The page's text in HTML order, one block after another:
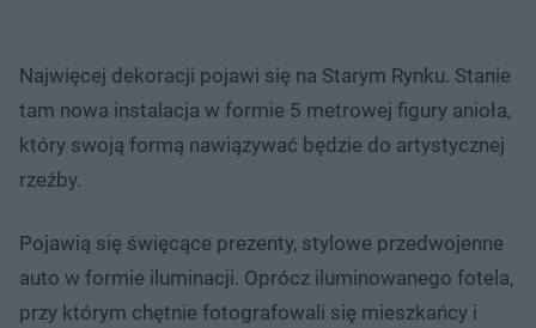
Najwięcej dekoracji pojawi się na Starym Rynku. Stanie
tam nowa instalacja w formie 5 metrowej figury anioła,
który swoją formą nawiązywać będzie do artystycznej
rzeźby.
Pojawią się święcące prezenty, stylowe przedwojenne
auto w formie iluminacji. Oprócz iluminowanego fotela,
przy którym chętnie fotografowali się mieszkańcy i